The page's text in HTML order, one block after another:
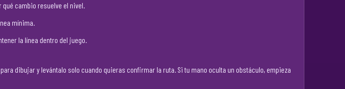
cambio resuelve el nivel.
mínima.
la línea dentro del juego.
dibujar y levántalo solo cuando quieras confirmar la ruta. Si tu mano oculta un obstáculo, empieza